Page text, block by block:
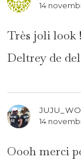
14
Très joli look !
Deltrey de
14
Oooh merci